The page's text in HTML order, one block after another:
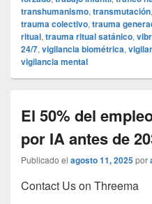
transhumanismo, transmutación,
trauma colectivo, trauma
ritual, trauma ritual satánico,
24/7, vigilancia biométrica,
vigilancia mental
El 50% del
por IA antes de
Publicado el agosto 11, 2025por
Contact Us on Threema